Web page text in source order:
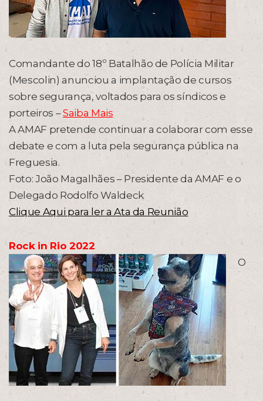
Comandante do 18º Batalhão de Polícia Militar
(Mescolin) anunciou a implantação de cursos
sobre segurança, voltados para os síndicos e
porteiros –Saiba Mais
A AMAF pretende continuar a colaborar com esse
debate e com a luta pela segurança pública na
Freguesia.
Foto: João Magalhães – Presidente da AMAF e o
Delegado Rodolfo Waldeck
Clique Aqui para ler a Ata da Reunião
Rock in Rio 2022
O